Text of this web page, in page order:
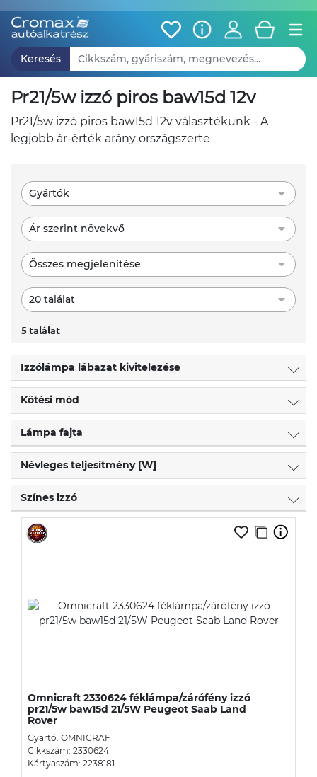
Keresés
pr21/5w izzó piros baw15d 12v
pr21/5w izzó piros baw15d 12v választékunk - A
legjobb ár-érték arány országszerte
Gyártók
Ár szerint növekvő
Összes megjelenítése
20 találat
5 találat
Izzólámpa lábazat kivitelezése
Kötési mód
Lámpa fajta
Névleges teljesítmény [W]
Színes izzó
Omnicraft 2330624 féklámpa/zárófény izzó
pr21/5w baw15d 21/5W Peugeot Saab Land
Rover
Gyártó: OMNICRAFT
Cikkszám: 2330624
Kártyaszám: 2238181